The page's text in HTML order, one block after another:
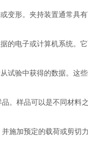
形。夹持装置通常具有
电子或计算机系统。它
验中获得的数据。这些
样品可以是不同材料
加预定的载荷或剪切